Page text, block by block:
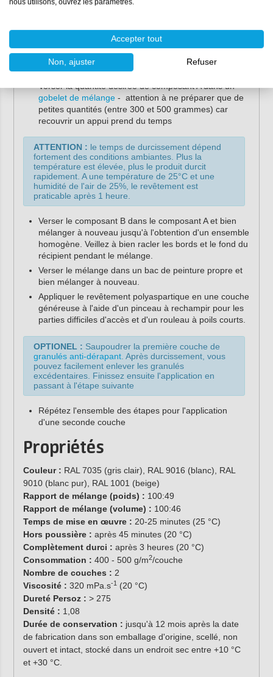
retirant toutes les parties friables
Ouvrez le composant A et mélangez-le bien à l'aide
d'unespatule de mélange
, car le pigment peut couler
au fond.
Verser la quantité désirée de composant A dans un
gobelet de mélange- attention à ne préparer que de
petites quantités (entre 300 et 500 grammes) car
recouvrir un appui prend du temps
ATTENTION : le temps de durcissement dépend
fortement des conditions ambiantes. Plus la
température est élevée, plus le produit durcit
rapidement. A une température de 25°C et une
humidité de l'air de 25%, le revêtement est
praticable après 1 heure.
Verser le composant B dans le composant A et bien
mélanger à nouveau jusqu'à l'obtention d'un ensemble
homogène. Veillez à bien racler les bords et le fond du
récipient pendant le mélange.
Verser le mélange dans un bac de peinture propre et
bien mélanger à nouveau.
Appliquer le revêtement polyaspartique en une couche
généreuse à l'aide d'un pinceau à rechampir pour les
parties difficiles d'accès et d'un rouleau à poils courts.
OPTIONEL : Saupoudrer la première couche de
granulés anti-dérapant. Après durcissement, vous
pouvez facilement enlever les granulés
excédentaires. Finissez ensuite l'application en
passant à l'étape suivante
Répétez l'ensemble des étapes pour l'application
d'une seconde couche
Propriétés
Couleur : RAL 7035 (gris clair), RAL 9016 (blanc), RAL
9010 (blanc pur), RAL 1001 (beige)
Rapport de mélange (poids) : 100:49
Rapport de mélange (volume) : 100:46
Temps de mise en œuvre : 20-25 minutes (25 °C)
Hors poussière : après 45 minutes (20 °C)
Complètement durci : après 3 heures (20 °C)
Consommation : 400 - 500 g/m2/couche
Nombre de couches : 2
Viscosité : 320 mPa.s-1(20 °C)
Dureté Persoz : > 275
Densité : 1,08
Durée de conservation : jusqu'à 12 mois après la date
de fabrication dans son emballage d'origine, scellé, non
ouvert et intact, stocké dans un endroit sec entre +10 °C
et +30 °C.
nous utilisons, ouvrez les paramètres.
Accepter tout
Non, ajuster Refuser